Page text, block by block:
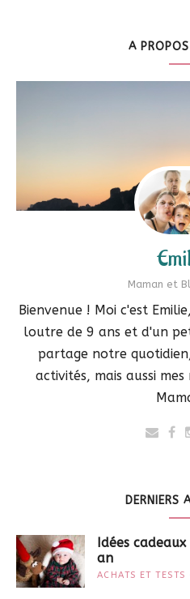
A
Maman et
Bienvenue ! Moi c'est
loutre de 9 ans et d'un
partage notre
activités, mais aussi
DERNIERS
Idées
an
ACHATS ET TESTS